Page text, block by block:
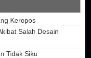
Keropos
Salah Desain
Tidak Siku